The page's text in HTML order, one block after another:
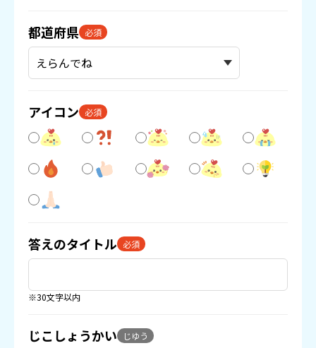
都道府県 必須
アイコン 必須
答えのタイトル 必須
※30文字以内
じこしょうかい じゆう